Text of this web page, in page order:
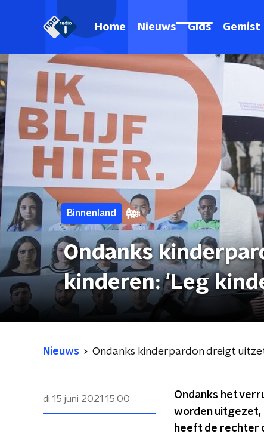
Home Nieuws Gids Gemist
Binnenland
Ondanks
kinderen: 'Leg
Nieuws Ondanks kinderpardon dreigt
di 15 juni 2021 15:00
Ondanks het
worden uitgezet,
heeft de rechter